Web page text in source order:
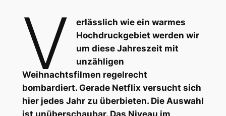
V
erlässlich wie ein warmes
Hochdruckgebiet werden wir
um diese Jahreszeit mit
unzähligen
Weihnachtsfilmen regelrecht
bombardiert. Gerade Netflix versucht sich
hier jedes Jahr zu überbieten. Die Auswahl
ist unüberschaubar. Das Niveau im